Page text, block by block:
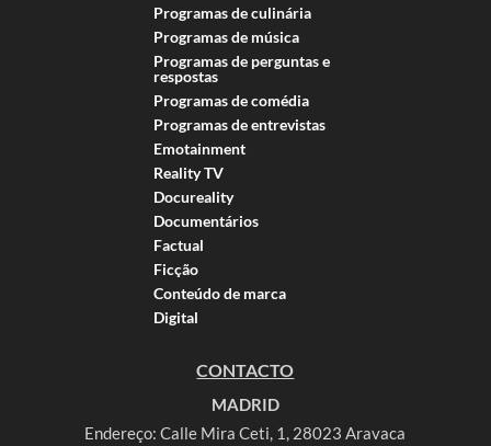
Programas de culinária
Programas de música
Programas de perguntas e
respostas
Programas de comédia
Programas de entrevistas
Emotainment
Reality TV
Docureality
Documentários
Factual
Ficção
Conteúdo de marca
Digital
CONTACTO
MADRID
Endereço: Calle Mira Ceti, 1, 28023 Aravaca